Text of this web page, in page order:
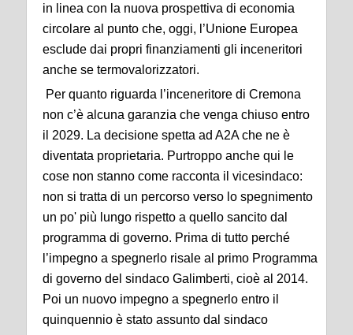
in linea con la nuova prospettiva di economia
circolare al punto che, oggi, l’Unione Europea
esclude dai propri finanziamenti gli inceneritori
anche se termovalorizzatori.
Per quanto riguarda l’inceneritore di Cremona
non c’è alcuna garanzia che venga chiuso entro
il 2029. La decisione spetta ad A2A che ne è
diventata proprietaria. Purtroppo anche qui le
cose non stanno come racconta il vicesindaco:
non si tratta di un percorso verso lo spegnimento
un po' più lungo rispetto a quello sancito dal
programma di governo. Prima di tutto perché
l’impegno a spegnerlo risale al primo Programma
di governo del sindaco Galimberti, cioè al 2014.
Poi un nuovo impegno a spegnerlo entro il
quinquennio è stato assunto dal sindaco